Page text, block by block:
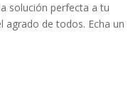
solución perfecta a tu
agrado de todos. Echa un